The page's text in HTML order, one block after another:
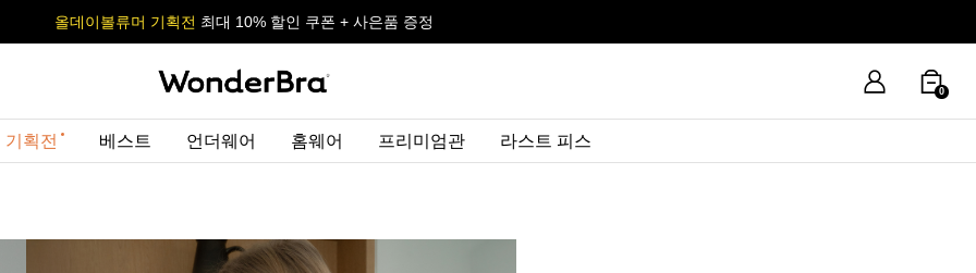
사이즈 무료 교환 서비스
올데이볼류머 기획전 최대 10% 할인 쿠폰 + 사은품 증정
사이즈 무료 교환 서비스
올데이볼류머 기획전
0
획전 베스트 언더웨어 홈웨어 프리미엄관 라스트 피스